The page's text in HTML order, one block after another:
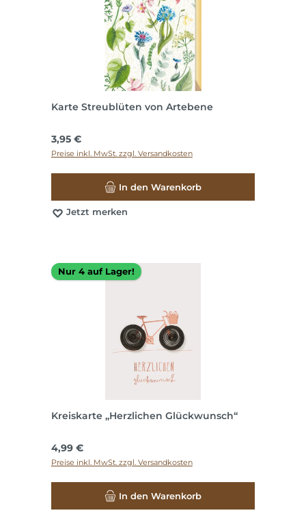
Karte Streublüten von Artebene
Regulärer Preis:
3,95 €
Preise inkl. MwSt. zzgl. Versandkosten
In den Warenkorb
Jetzt merken
Nur 4 auf Lager!
Kreiskarte „Herzlichen Glückwunsch“
Regulärer Preis:
4,99 €
Preise inkl. MwSt. zzgl. Versandkosten
In den Warenkorb